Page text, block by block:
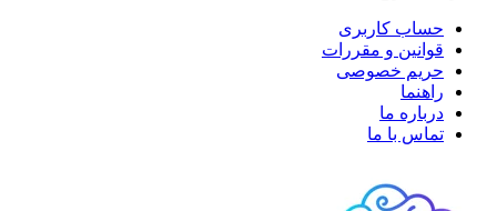
حساب کاربری
قوانین و مقررات
حریم خصوصی
راهنما
درباره ما
تماس با ما